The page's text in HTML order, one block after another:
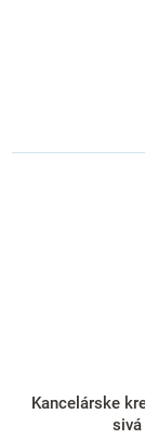
Kancelárske
sivá